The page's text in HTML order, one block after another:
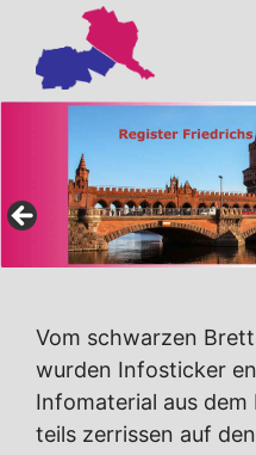
Inhalt
springen
Vom schwarzen
wurden Infosticker
Infomaterial aus
teils zerrissen auf